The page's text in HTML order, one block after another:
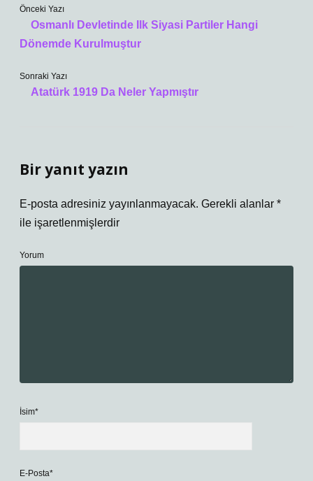
Önceki Yazı
Osmanlı Devletinde Ilk Siyasi Partiler Hangi
Dönemde Kurulmuştur
Sonraki Yazı
Atatürk 1919 Da Neler Yapmıştır
Bir yanıt yazın
E-posta adresiniz yayınlanmayacak. Gerekli alanlar *
ile işaretlenmişlerdir
Yorum
İsim*
E-Posta*